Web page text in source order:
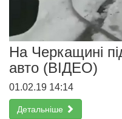
На Черкащині
авто (ВІДЕО)
01.02.19 14:14
Детальніше